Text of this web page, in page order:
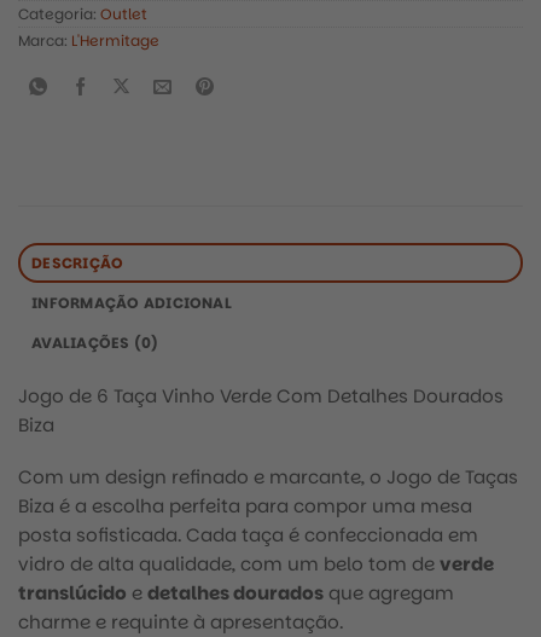
Categoria: Outlet
Marca: L'Hermitage
DESCRIÇÃO
INFORMAÇÃO ADICIONAL
AVALIAÇÕES (0)
Jogo de 6 Taça Vinho Verde Com Detalhes Dourados
Biza
Com um design refinado e marcante, o Jogo de Taças
Biza é a escolha perfeita para compor uma mesa
posta sofisticada. Cada taça é confeccionada em
vidro de alta qualidade, com um belo tom deverde
translúcido edetalhes dourados que agregam
charme e requinte à apresentação.